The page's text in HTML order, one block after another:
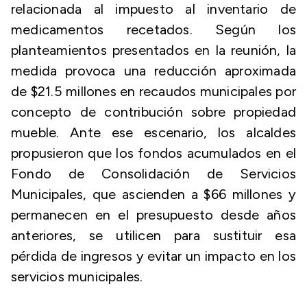
relacionada al impuesto al inventario de
medicamentos recetados. Según los
planteamientos presentados en la reunión, la
medida provoca una reducción aproximada
de $21.5 millones en recaudos municipales por
concepto de contribución sobre propiedad
mueble. Ante ese escenario, los alcaldes
propusieron que los fondos acumulados en el
Fondo de Consolidación de Servicios
Municipales, que ascienden a $66 millones y
permanecen en el presupuesto desde años
anteriores, se utilicen para sustituir esa
pérdida de ingresos y evitar un impacto en los
servicios municipales.